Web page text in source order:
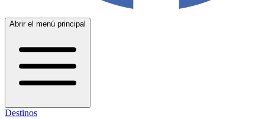
Abrir el menú principal
Destinos